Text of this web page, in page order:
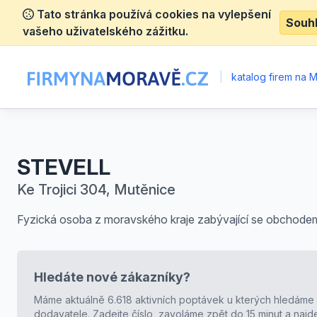
Tato stránka používá cookies na vylepšení
vašeho uživatelského zážitku.
katalog firem na
STEVELL
Ke Trojici 304, Mutěnice
Fyzická osoba z moravského kraje zabývající se
Hledáte nové zákazníky?
Máme aktuálně 6.618 aktivních poptávek u kterých hledáme
dodavatele. Zadejte číslo, zavoláme zpět do 15 minut a